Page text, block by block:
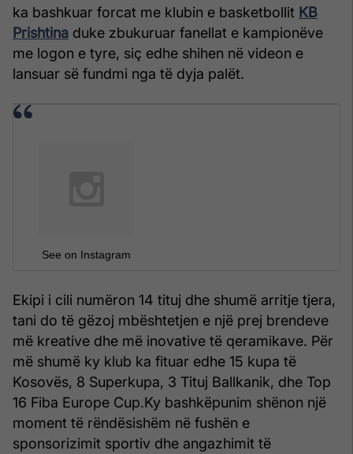
ka bashkuar forcat me klubin e basketbollit KB
Prishtina duke zbukuruar fanellat e kampionëve
me logon e tyre, siç edhe shihen në videon e
lansuar së fundmi nga të dyja palët.
See on Instagram
Ekipi i cili numëron 14 tituj dhe shumë arritje tjera,
tani do të gëzoj mbështetjen e një prej brendeve
më kreative dhe më inovative të qeramikave. Për
më shumë ky klub ka fituar edhe 15 kupa të
Kosovës, 8 Superkupa, 3 Tituj Ballkanik, dhe Top
16 Fiba Europe Cup.Ky bashkëpunim shënon një
moment të rëndësishëm në fushën e
sponsorizimit sportiv dhe angazhimit të